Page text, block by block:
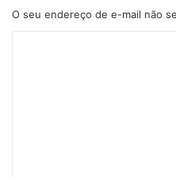
O seu endereço de e-mail não